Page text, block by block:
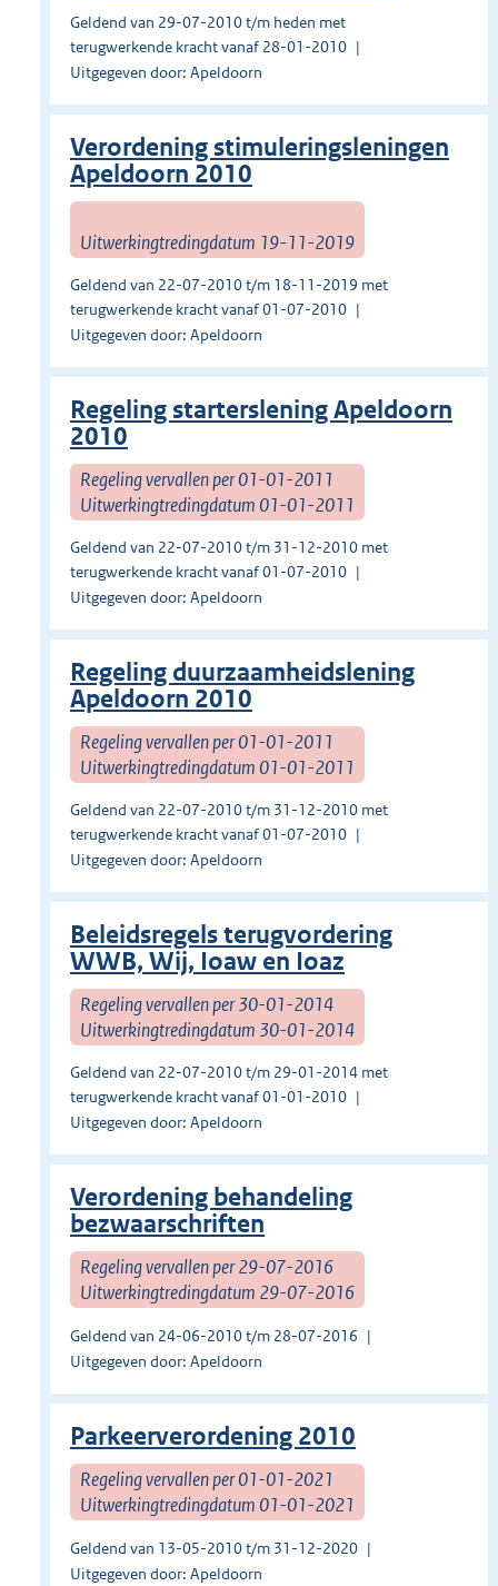
Geldend van 29-07-2010 t/m heden met
terugwerkende kracht vanaf 28-01-2010
Uitgegeven door: Apeldoorn
Verordening stimuleringsleningen
Apeldoorn 2010
Uitwerkingtredingdatum 19-11-2019
Geldend van 22-07-2010 t/m 18-11-2019 met
terugwerkende kracht vanaf 01-07-2010
Uitgegeven door: Apeldoorn
Regeling starterslening Apeldoorn
2010
Regeling vervallen per 01-01-2011
Uitwerkingtredingdatum 01-01-2011
Geldend van 22-07-2010 t/m 31-12-2010 met
terugwerkende kracht vanaf 01-07-2010
Uitgegeven door: Apeldoorn
Regeling duurzaamheidslening
Apeldoorn 2010
Regeling vervallen per 01-01-2011
Uitwerkingtredingdatum 01-01-2011
Geldend van 22-07-2010 t/m 31-12-2010 met
terugwerkende kracht vanaf 01-07-2010
Uitgegeven door: Apeldoorn
Beleidsregels terugvordering
WWB, Wij, Ioaw en Ioaz
Regeling vervallen per 30-01-2014
Uitwerkingtredingdatum 30-01-2014
Geldend van 22-07-2010 t/m 29-01-2014 met
terugwerkende kracht vanaf 01-01-2010
Uitgegeven door: Apeldoorn
Verordening behandeling
bezwaarschriften
Regeling vervallen per 29-07-2016
Uitwerkingtredingdatum 29-07-2016
Geldend van 24-06-2010 t/m 28-07-2016
Uitgegeven door: Apeldoorn
Parkeerverordening 2010
Regeling vervallen per 01-01-2021
Uitwerkingtredingdatum 01-01-2021
Geldend van 13-05-2010 t/m 31-12-2020
Uitgegeven door: Apeldoorn